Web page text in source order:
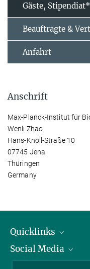
Gäste,
Beauftragte &
Anfahrt
Anschrift
Max-Planck-Institut für
Wenli Zhao
Hans-Knöll-Straße 10
07745 Jena
Thüringen
Germany
Quicklinks
IMPRS
Social Media